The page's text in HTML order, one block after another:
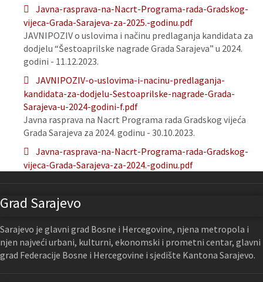
Javna-rasprava-na-Nacrt-Programa-rada-Gradskog-
vijeca-Grada-Sarajeva-za-2025.-godinu.pdf
JAVNIPOZIV o uslovima i načinu predlaganja kandidata za
dodjelu “Šestoaprilske nagrade Grada Sarajeva” u 2024.
godini - 11.12.2023.
JAVNIPOZIV-o-uslovima-i-nacinu-predlaganja-
kandidata-za-dodjelu-Sestoaprilske-nagrade-Grada-
Sarajeva-u-2024-godini-f.pdf
Javna rasprava na Nacrt Programa rada Gradskog vijeća
Grada Sarajeva za 2024. godinu - 30.10.2023.
Javna-rasprava-na-Nacrt-Programa-rada-Gradskog-
vijeca-Grada-Sarajeva-za-2024.-godinu.pdf
Grad Sarajevo
Sarajevo je glavni grad Bosne i Hercegovine, njena metropola i
njen najveći urbani, kulturni, ekonomski i prometni centar, glavni
grad Federacije Bosne i Hercegovine i sjedište Kantona Sarajevo.